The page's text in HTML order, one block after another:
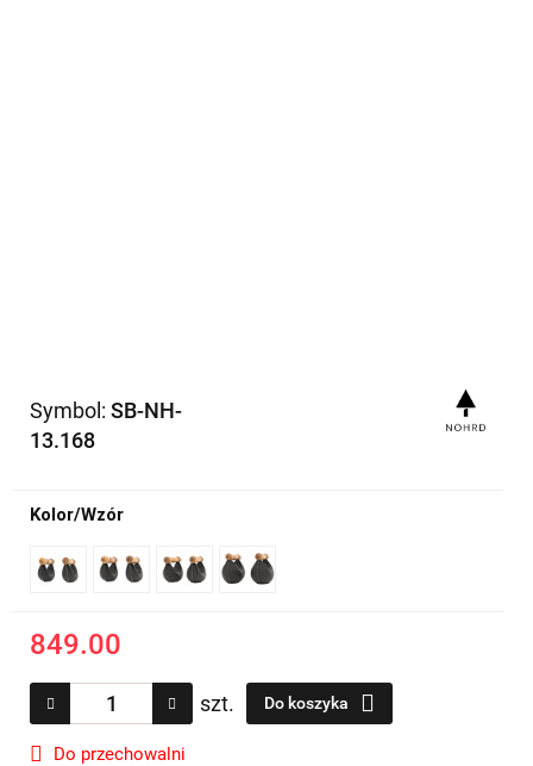
Symbol: SB-NH-
13.168
Kolor/Wzór
849.00
szt. Do koszyka
Do przechowalni